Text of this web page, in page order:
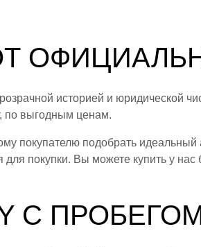
историей и юридической
по выгодным ценам.
покупателю подобрать
покупки. Вы можете купить у нас
С